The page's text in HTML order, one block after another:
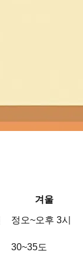
겨울
정오~오후 3시
30~35도